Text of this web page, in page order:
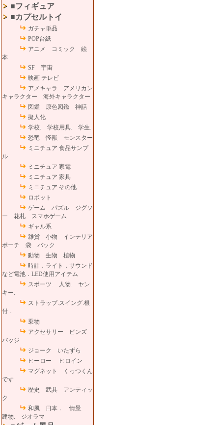
■フィギュア
■カプセルトイ
ガチャ単品
POP台紙
アニメ コミック 絵
本
SF 宇宙
映画 テレビ
アメキャラ アメリカン
キャラクター 海外キャラクター
図鑑 原色図鑑 神話
擬人化
学校. 学校用具. 学生.
恐竜 怪獣 モンスター
ミニチュア 食品サンプ
ル
ミニチュア 家電
ミニチュア 家具
ミニチュア その他
ロボット
ゲーム パズル ジグソ
ー 花札 スマホゲーム
ギャル系
雑貨 小物 インテリア
ポーチ 袋 バック
動物 生物 植物
時計．ライト．サウンド
など電池．LED使用アイテム
スポーツ. 人物. ヤン
キー.
ストラップ.スイング.根
付．
乗物
アクセサリー ピンズ
バッジ
ジョーク いたずら
ヒーロー ヒロイン
マグネット くっつくん
です
歴史 武具 アンティッ
ク
和風 日本． 情景.
建物. ジオラマ